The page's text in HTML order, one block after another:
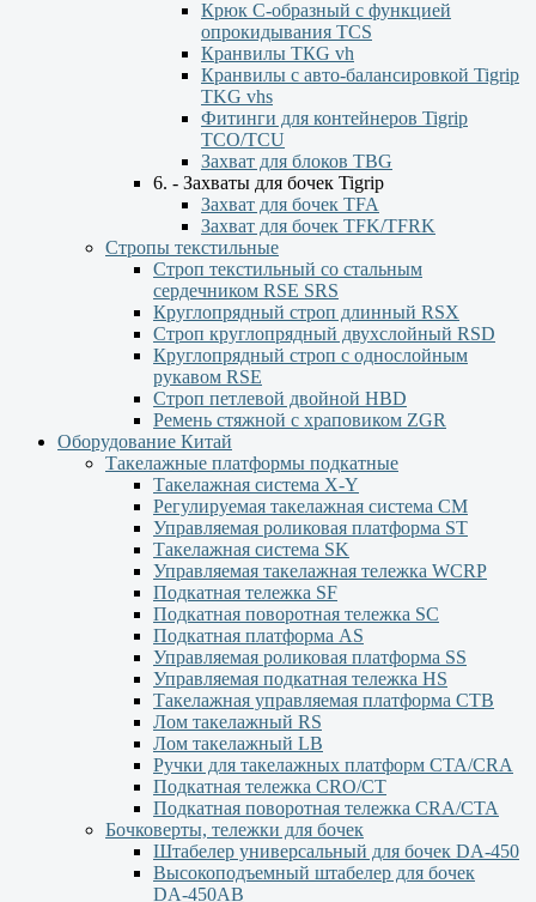
Крюк С-образный с функцией
опрокидывания ТСS
Кранвилы TКG vh
Кранвилы с авто-балансировкой Tigrip
TKG vhs
Фитинги для контейнеров Tigrip
TCO/TCU
Захват для блоков TBG
6. - Захваты для бочек Tigrip
Захват для бочек TFA
Захват для бочек TFK/TFRK
Стропы текстильные
Строп текстильный со стальным
сердечником RSE SRS
Круглопрядный строп длинный RSX
Строп круглопрядный двухслойный RSD
Круглопрядный строп с однослойным
рукавом RSЕ
Строп петлевой двойной HBD
Ремень стяжной с храповиком ZGR
Оборудование Китай
Такелажные платформы подкатные
Такелажная система X-Y
Регулируемая такелажная система СМ
Управляемая роликовая платформа ST
Такелажная система SK
Управляемая такелажная тележка WCRP
Подкатная тележка SF
Подкатная поворотная тележка SC
Подкатная платформа AS
Управляемая роликовая платформа SS
Управляемая подкатная тележка HS
Такелажная управляемая платформа СТВ
Лом такелажный RS
Лом такелажный LB
Ручки для такелажных платформ СТА/CRA
Подкатная тележка CRO/CT
Подкатная поворотная тележка CRA/CTA
Бочковерты, тележки для бочек
Штабелер универсальный для бочек DA-450
Высокоподъемный штабелер для бочек
DА-450АВ